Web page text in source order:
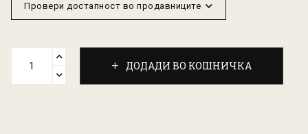
Провери достапност во продавниците
ДОДАДИ ВО КОШНИЧКА